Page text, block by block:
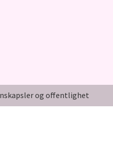
og offentlighet